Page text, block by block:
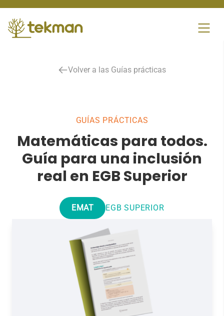
content
Volver a las Guías prácticas
GUÍAS PRÁCTICAS
Matemáticas para todos.
Guía para una inclusión
real en EGB Superior
EMAT EGB SUPERIOR